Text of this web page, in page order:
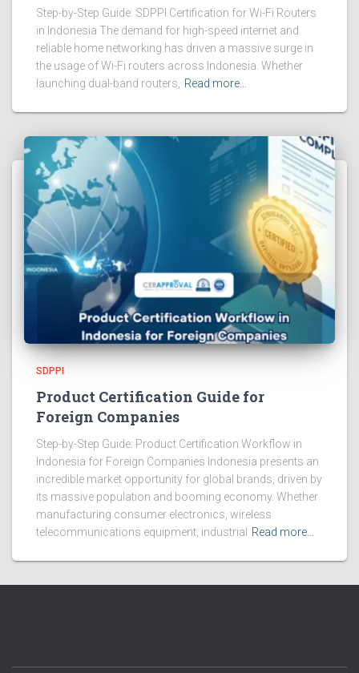
Step-by-Step Guide: SDPPI Certification for Wi-Fi Routers
in Indonesia The demand for high-speed internet and
reliable home networking has driven a massive surge in
the usage of Wi-Fi routers across Indonesia. Whether
launching dual-band routers, Read more…
SDPPI
Product Certification Guide for
Foreign Companies
Step-by-Step Guide: Product Certification Workflow in
Indonesia for Foreign Companies Indonesia presents an
incredible market opportunity for global brands, driven by
its massive population and booming economy. Whether
manufacturing consumer electronics, wireless
telecommunications equipment, industrial
Read more…